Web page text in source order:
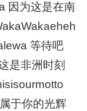
因为这是在南
等待吧
是非洲时刻
于你的光辉